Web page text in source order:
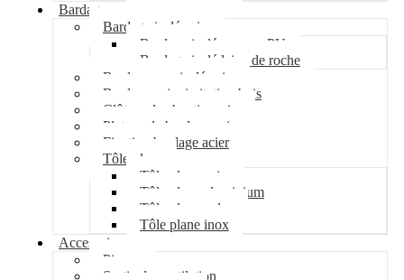
Bardage
Bardage isolé acier
Bardage isolé mousse PU
Bardage isolé laine de roche
Bardage non isolé acier
Bardage acier imitation bois
Clôture de chantier acier
Plateau de bardage acier
Fixation bardage acier
Tôle plane
Tôle plane acier
Tôle plane aluminium
Tôle plane galva
Tôle plane inox
Accessoires
Pipeco
Sortie de ventilation